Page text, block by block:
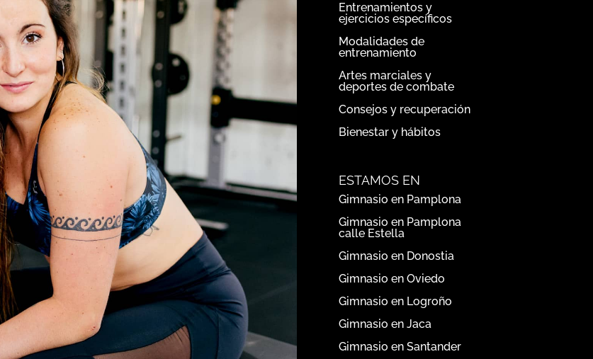
Entrenamientos y
ejercicios específicos
Modalidades de
entrenamiento
Artes marciales y
deportes de combate
Consejos y recuperación
Bienestar y hábitos
ESTAMOS EN
Gimnasio en Pamplona
Gimnasio en Pamplona
calle Estella
Gimnasio en Donostia
Gimnasio en Oviedo
Gimnasio en Logroño
Gimnasio en Jaca
Gimnasio en Santander